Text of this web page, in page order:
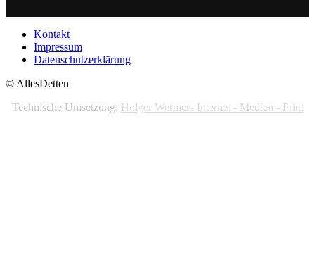
Kontakt
Impressum
Datenschutzerklärung
© AllesDetten
Technische Umsetzung: Holger Wermers Internet - Medien - Print